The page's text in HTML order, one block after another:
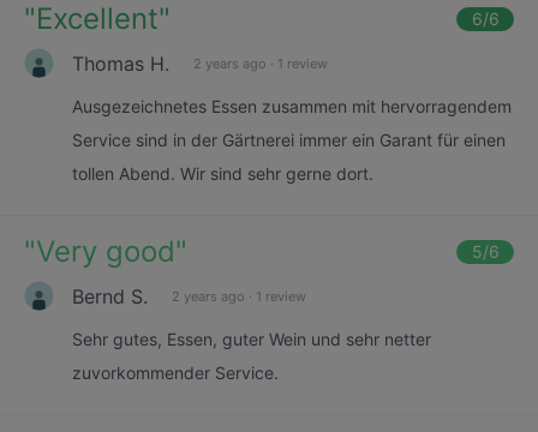
"Excellent" 6/6
Thomas H. 2 years ago · 1 review
Ausgezeichnetes Essen zusammen mit hervorragendem
Service sind in der Gärtnerei immer ein Garant für einen
tollen Abend. Wir sind sehr gerne dort.
"Very good" 5/6
Bernd S. 2 years ago · 1 review
Sehr gutes, Essen, guter Wein und sehr netter
zuvorkommender Service.